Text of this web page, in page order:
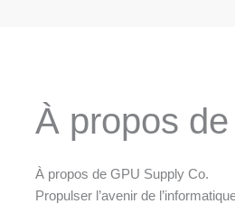
À propos
À propos de GPU Supply Co.
Propulser l’avenir de